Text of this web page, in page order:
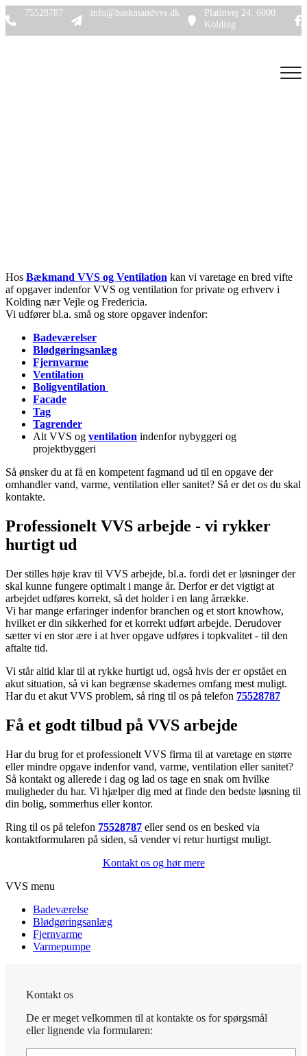
til
hovedindhold
75528787 info@baekmandvvs.dk
Platinvej 24, 6000
Kolding
Hos Bækmand VVS og Ventilation kan vi varetage en bred vifte
af opgaver indenfor VVS og ventilation for private og erhverv i
Kolding nær Vejle og Fredericia.
Vi udfører bl.a. små og store opgaver indenfor:
Badeværelser
Blødgøringsanlæg
Fjernvarme
Ventilation
Boligventilation
Facade
Tag
Tagrender
Alt VVS og ventilation indenfor nybyggeri og
projektbyggeri
Så ønsker du at få en kompetent fagmand ud til en opgave der
omhandler vand, varme, ventilation eller sanitet? Så er det os du skal
kontakte.
Professionelt VVS arbejde - vi rykker
hurtigt ud
Der stilles høje krav til VVS arbejde, bl.a. fordi det er løsninger der
skal kunne fungere optimalt i mange år. Derfor er det vigtigt at
arbejdet udføres korrekt, så det holder i en lang årrække.
Vi har mange erfaringer indenfor branchen og et stort knowhow,
hvilket er din sikkerhed for et korrekt udført arbejde. Derudover
sætter vi en stor ære i at hver opgave udføres i topkvalitet - til den
aftalte tid.
Vi står altid klar til at rykke hurtigt ud, også hvis der er opstået en
akut situation, så vi kan begrænse skadernes omfang mest muligt.
Har du et akut VVS problem, så ring til os på telefon 75528787
Få et godt tilbud på VVS arbejde
Har du brug for et professionelt VVS firma til at varetage en større
eller mindre opgave indenfor vand, varme, ventilation eller sanitet?
Så kontakt og allerede i dag og lad os tage en snak om hvilke
muligheder du har. Vi hjælper dig med at finde den bedste løsning til
din bolig, sommerhus eller kontor.
Ring til os på telefon 75528787 eller send os en besked via
kontaktformularen på siden, så vender vi retur hurtigst muligt.
Kontakt os og hør mere
VVS menu
Badeværelse
Blødgøringsanlæg
Fjernvarme
Varmepumpe
Kontakt os
De er meget velkommen til at kontakte os for spørgsmål
eller lignende via formularen: